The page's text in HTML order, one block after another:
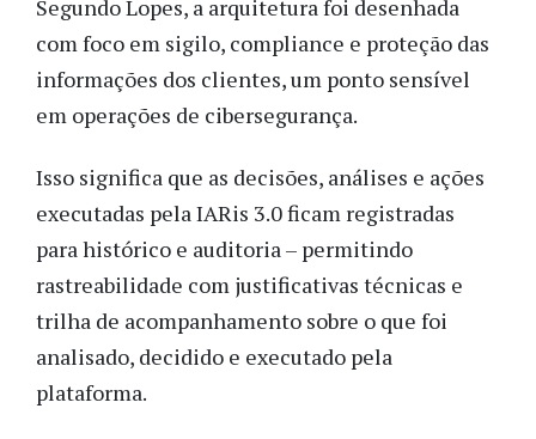
Segundo Lopes, a arquitetura foi desenhada
com foco em sigilo, compliance e proteção das
informações dos clientes, um ponto sensível
em operações de cibersegurança.
Isso significa que as decisões, análises e ações
executadas pela IARis 3.0 ficam registradas
para histórico e auditoria – permitindo
rastreabilidade com justificativas técnicas e
trilha de acompanhamento sobre o que foi
analisado, decidido e executado pela
plataforma.